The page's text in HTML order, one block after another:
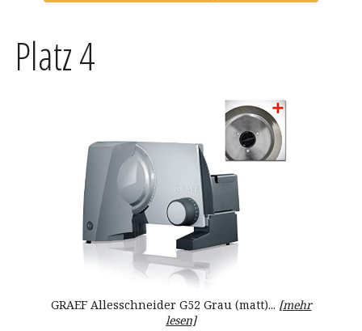
Platz 4
GRAEF Allesschneider G52 Grau (matt)... [mehr
lesen]